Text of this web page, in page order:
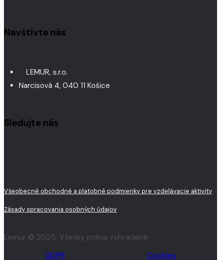
Navštívte nás
LEMUR, s.r.o.
Narcisová 4, 040 11 Košice
Sledujte nás
Všeobecné obchodné a platobné podmienky pre vzdelávacie aktivity
Zásady spracovania osobných údajov
Lemur © 2025. Všetky práva vyhradené
GDPR
Cookies